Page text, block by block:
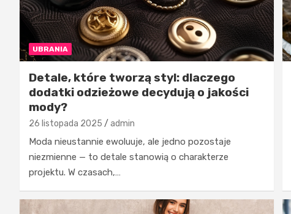
UBRANIA
Detale, które tworzą styl: dlaczego
dodatki odzieżowe decydują o jakości
mody?
26 listopada 2025 admin
Moda nieustannie ewoluuje, ale jedno pozostaje
niezmienne — to detale stanowią o charakterze
projektu. W czasach,…